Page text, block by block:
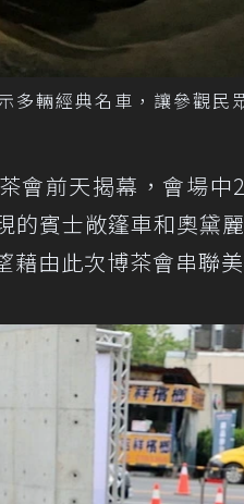
多輛經典名車，讓參觀民
會前天揭幕，會場
的賓士敞篷車和奧黛
藉由此次博茶會串聯